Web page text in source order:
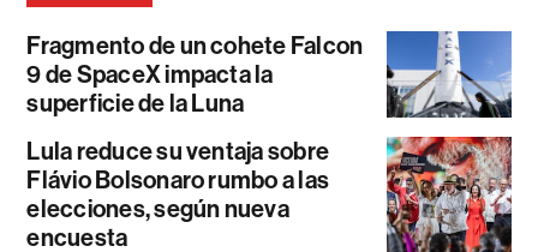
Fragmento de un cohete Falcon
9 de SpaceX impacta la
superficie de la Luna
Lula reduce su ventaja sobre
Flávio Bolsonaro rumbo a las
elecciones, según nueva
encuesta